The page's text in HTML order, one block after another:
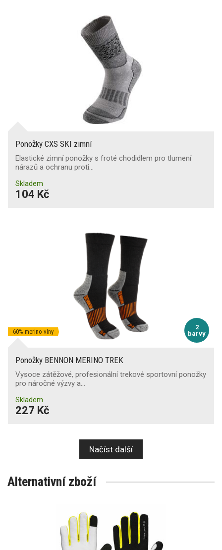
Ponožky CXS SKI zimní
Elastické zimní ponožky s froté chodidlem pro tlumení
nárazů a ochranu proti…
Skladem
104 Kč
2
barvy
60% merino vlny
Ponožky BENNON MERINO TREK
Vysoce zátěžové, profesionální trekové sportovní ponožky
pro náročné výzvy a…
Skladem
227 Kč
Načíst další
Alternativní zboží